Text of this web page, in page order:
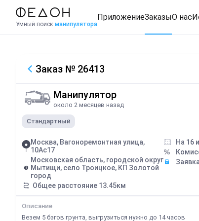
Умный поиск манипулятора
ПриложениеЗаказыО нас
Заказ № 26413
Манипулятор
около 2 месяцев назад
Стандартный
Москва, Вагоноремонтная улица,
10Ас17
Московская область, городской округ
Мытищи, село Троицкое, КП Золотой
город
Общее расстояние 13.45км
На 16
Описание
Везем 5 бэгов грунта, выгрузиться нужно до 14 часов